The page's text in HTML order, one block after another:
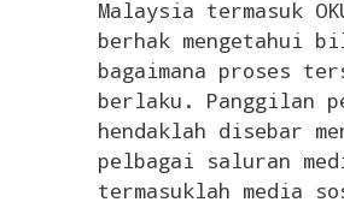
Malaysia termasuk
berhak mengetahui
bagaimana proses
berlaku. Panggilan
hendaklah disebar
pelbagai saluran
termasuklah media